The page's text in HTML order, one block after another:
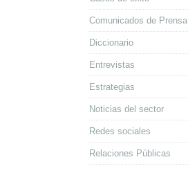
Comunicados de Prensa
Diccionario
Entrevistas
Estrategias
Noticias del sector
Redes sociales
Relaciones Públicas